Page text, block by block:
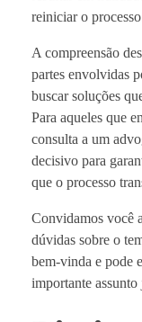
reiniciar o
A compreensão
partes envolvidas
buscar soluções
Para aqueles que
consulta a um
decisivo para
que o processo
Convidamos você
dúvidas sobre o
bem-vinda e pode
importante